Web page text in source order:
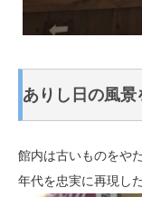
ありし日の風
館内は古いものをや
年代を忠実に再現し